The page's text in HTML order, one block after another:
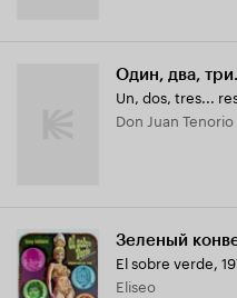
Один, два,
Don Juan Tenorio
Зеленый
El sobre verde,
Eliseo